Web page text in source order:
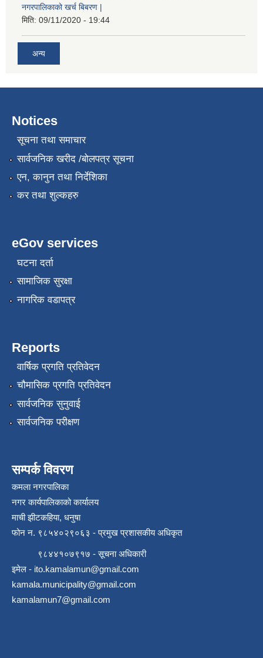
नगरपालिकाको खर्च बिबरण |
मिति: 09/11/2020 - 19:44
अन्य
Notices
सूचना तथा समाचार
सार्वजनिक खरीद /बोलपत्र सूचना
एन, कानुन तथा निर्देशिका
कर तथा शुल्कहरु
eGov services
घटना दर्ता
सामाजिक सुरक्षा
नागरिक वडापत्र
Reports
वार्षिक प्रगति प्रतिवेदन
चौमासिक प्रगति प्रतिवेदन
सार्वजनिक सुनुवाई
सार्वजनिक परीक्षण
सम्पर्क विवरण
कमला नगरपालिका
नगर कार्यपालिकाको कार्यालय
माची झीटकहिया, धनुषा
फोन न‌. ९८५४०२९०६३ - प्रमुख प्रशासकीय अधिकृत
९८४४१०७९१७ - सूचना अधिकारी
इमेल - ito.kamalamun@gmail.com
kamala.municipality@gmail.com
kamalamun7@gmail.com